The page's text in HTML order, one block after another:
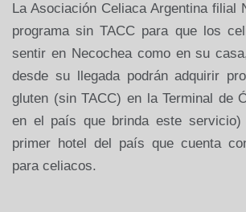
La Asociación Celiaca Argentina filial
programa sin TACC para que los
sentir en Necochea como en su
desde su llegada podrán adquirir
gluten (sin TACC) en la Terminal de
en el país que brinda este
primer hotel del país que cuenta
para celiacos.